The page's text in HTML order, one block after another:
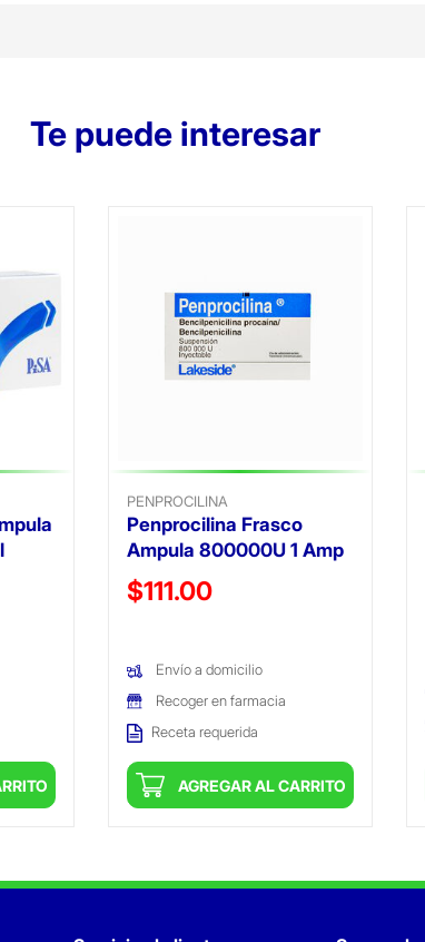
Te puede interesar
PENPROCILINA
Penprocilina Frasco
Ampula 800000U 1 Amp
Precio reducido de
$111.00
Envío a domicilio
Recoger en farmacia
Receta requerida
AGREGAR AL CARRITO